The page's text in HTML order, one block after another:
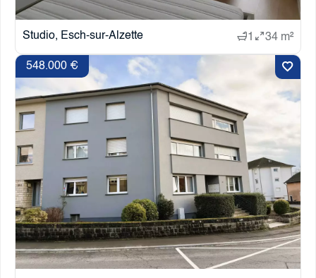
Studio, Esch-sur-Alzette 1 34 m²
548.000 €